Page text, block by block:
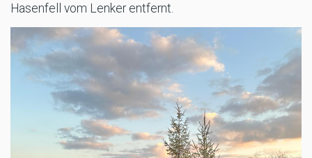
Hasenfell vom Lenker entfernt.